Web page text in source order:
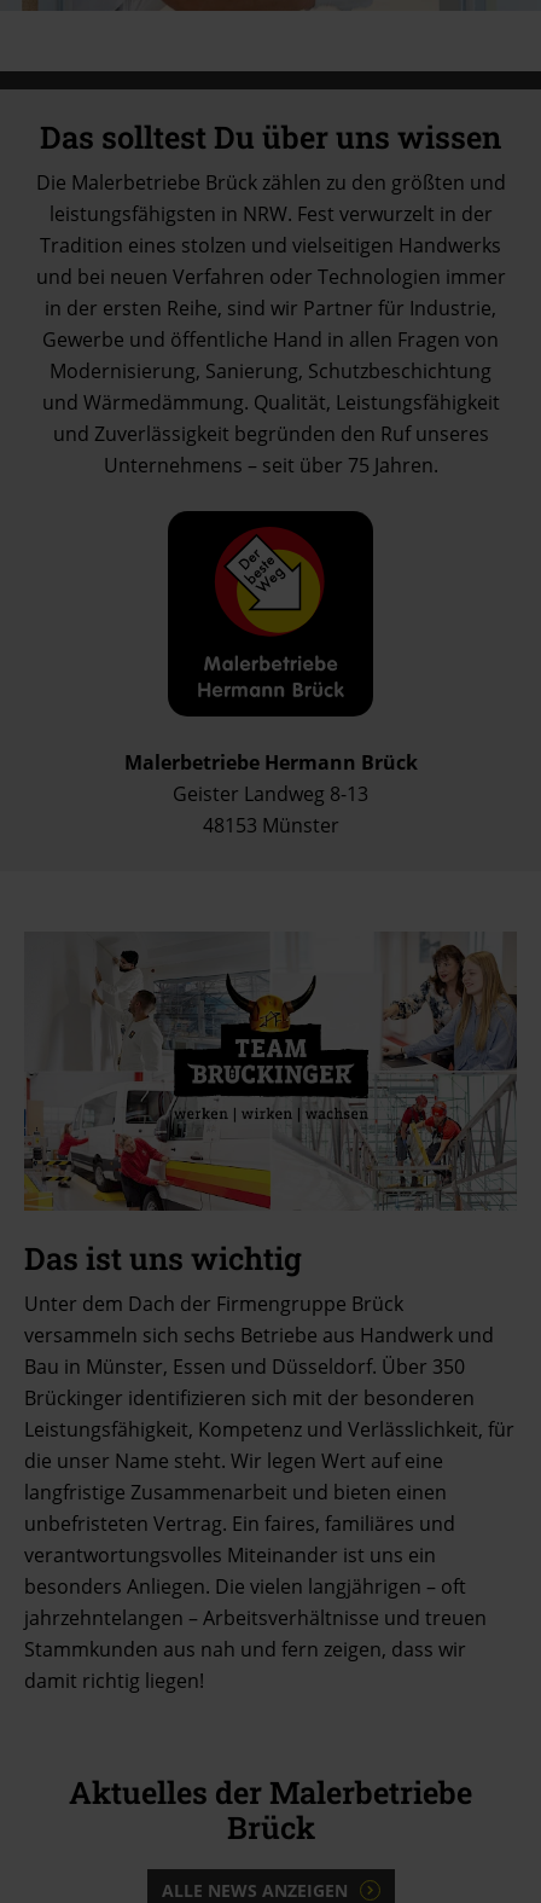
Das solltest Du über uns wissen
Die Malerbetriebe Brück zählen zu den größten und
leistungsfähigsten in NRW. Fest verwurzelt in der
Tradition eines stolzen und vielseitigen Handwerks
und bei neuen Verfahren oder Technologien immer
in der ersten Reihe, sind wir Partner für Industrie,
Gewerbe und öffentliche Hand in allen Fragen von
Modernisierung, Sanierung, Schutzbeschichtung
und Wärmedämmung. Qualität, Leistungsfähigkeit
und Zuverlässigkeit begründen den Ruf unseres
Unternehmens – seit über 75 Jahren.
Malerbetriebe Hermann Brück
Geister Landweg 8-13
48153 Münster
Das ist uns wichtig
Unter dem Dach der Firmengruppe Brück
versammeln sich sechs Betriebe aus Handwerk und
Bau in Münster, Essen und Düsseldorf. Über 350
Brückinger identifizieren sich mit der besonderen
Leistungsfähigkeit, Kompetenz und Verlässlichkeit, für
die unser Name steht. Wir legen Wert auf eine
langfristige Zusammenarbeit und bieten einen
unbefristeten Vertrag. Ein faires, familiäres und
verantwortungsvolles Miteinander ist uns ein
besonders Anliegen. Die vielen langjährigen – oft
jahrzehntelangen – Arbeitsverhältnisse und treuen
Stammkunden aus nah und fern zeigen, dass wir
damit richtig liegen!
Aktuelles der Malerbetriebe
Brück
ALLE NEWS ANZEIGEN